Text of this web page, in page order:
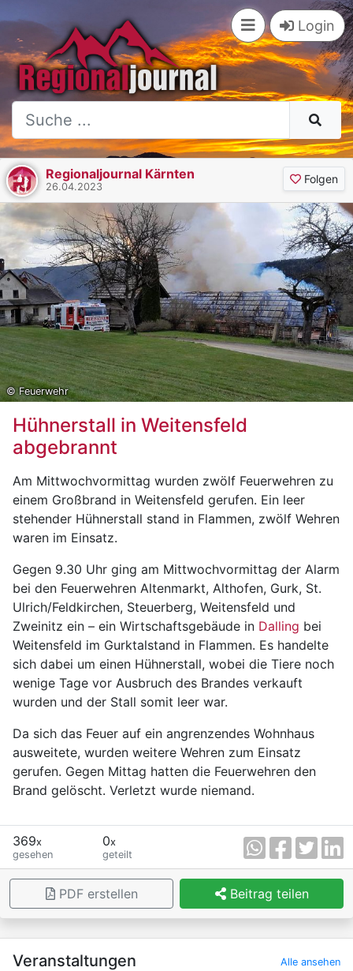
Login
Regionaljournal Kärnten
26.04.2023
Folgen
© Feuerwehr
Hühnerstall in Weitensfeld
abgebrannt
Am Mittwochvormittag wurden zwölf Feuerwehren zu
einem Großbrand in Weitensfeld gerufen. Ein leer
stehender Hühnerstall stand in Flammen, zwölf Wehren
waren im Einsatz.
Gegen 9.30 Uhr ging am Mittwochvormittag der Alarm
bei den Feuerwehren Altenmarkt, Althofen, Gurk, St.
Ulrich/Feldkirchen, Steuerberg, Weitensfeld und
Zweinitz ein – ein Wirtschaftsgebäude in Dalling bei
Weitensfeld im Gurktalstand in Flammen. Es handelte
sich dabei um einen Hühnerstall, wobei die Tiere noch
wenige Tage vor Ausbruch des Brandes verkauft
wurden und der Stall somit leer war.
Da sich das Feuer auf ein angrenzendes Wohnhaus
ausweitete, wurden weitere Wehren zum Einsatz
gerufen. Gegen Mittag hatten die Feuerwehren den
Brand gelöscht. Verletzt wurde niemand.
369x
gesehen
0x
geteilt
PDF erstellen Beitrag teilen
×
Veranstaltungen Alle ansehen